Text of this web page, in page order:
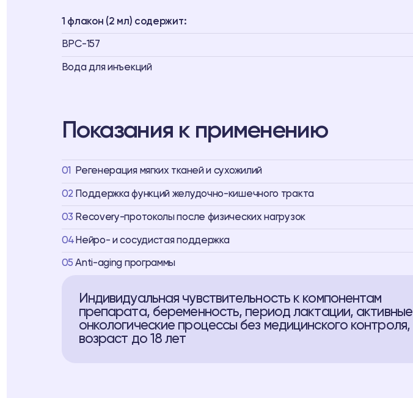
1 флакон (2 мл) содержит:
BPC-157
Вода для инъекций
Показания к применению
01 Регенерация мягких тканей и сухожилий
02 Поддержка функций желудочно-кишечного тракта
03 Recovery-протоколы после физических нагрузок
04 Нейро- и сосудистая поддержка
05 Аnti-aging программы
Индивидуальная чувствительность к компонентам
препарата, беременность, период лактации, активные
онкологические процессы без медицинского контроля,
возраст до 18 лет